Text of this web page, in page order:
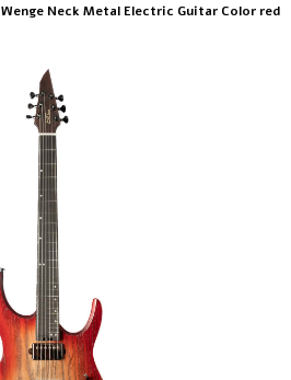
Wenge Neck Metal Electric Guitar Color red